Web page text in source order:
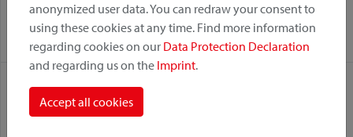
Variante:
Racktime
Variante:
anonymized user data. You can redraw your consent to
using these cookies at any time. Find more information
regarding cookies on our Data Protection Declaration
and regarding us on the Imprint.
Accept all cookies